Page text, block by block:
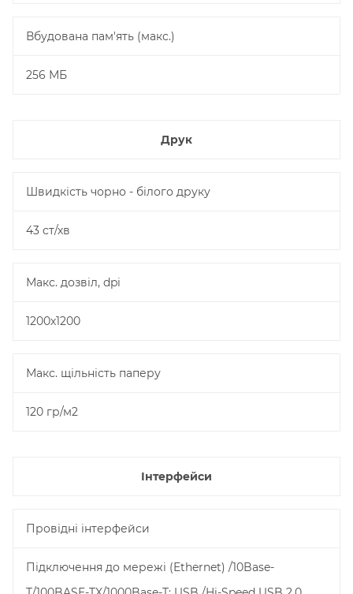
Вбудована пам'ять (макс.)
256 МБ
Друк
Швидкість чорно - білого друку
43 ст/хв
Макс. дозвіл, dpi
1200х1200
Макс. щільність паперу
120 гр/м2
Інтерфейси
Провідні інтерфейси
Підключення до мережі (Ethernet) /10Base-